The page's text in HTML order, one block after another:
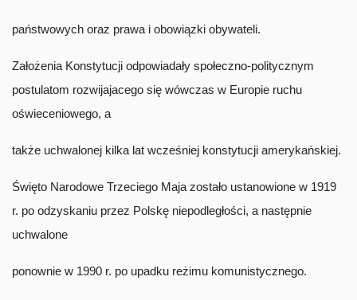
państwowych oraz prawa i obowiązki obywateli.
Założenia Konstytucji odpowiadały społeczno-politycznym
postulatom rozwijajacego się wówczas w Europie ruchu
oświeceniowego, a
także uchwalonej kilka lat wcześniej konstytucji amerykańskiej.
Święto Narodowe Trzeciego Maja zostało ustanowione w 1919
r. po odzyskaniu przez Polskę niepodległości, a następnie
uchwalone
ponownie w 1990 r. po upadku reżimu komunistycznego.